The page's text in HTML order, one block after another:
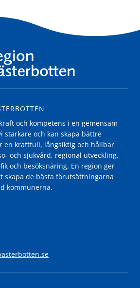
och kompetens i en gemensam
starkare och kan skapa bättre
en kraftfull, långsiktig och hållbar
och sjukvård, regional utveckling,
och besöksnäring. En region ger
skapa de bästa förutsättningarna
kommunerna.